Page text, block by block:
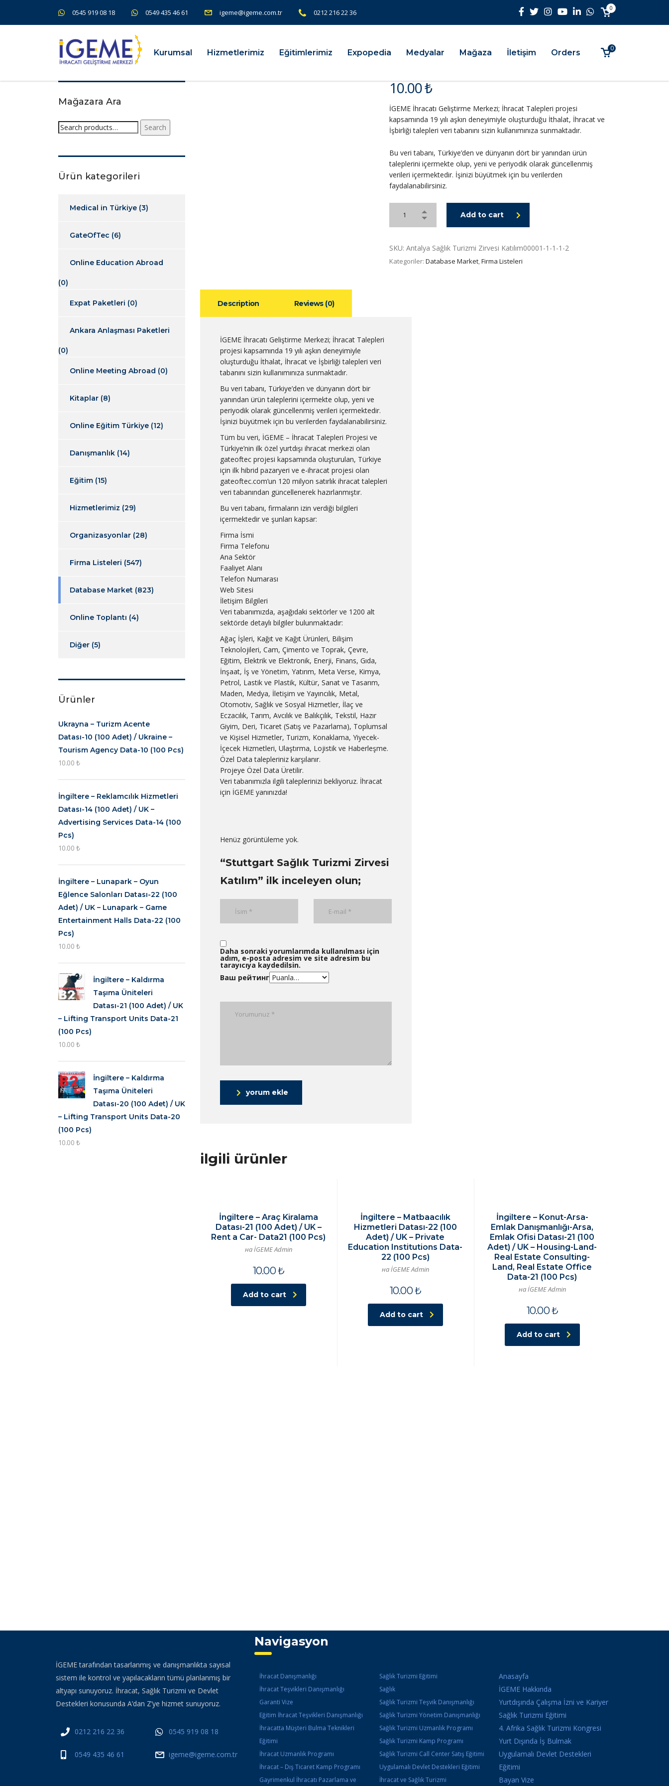
0545 919 08 18 0549 435 46 61 igeme@igeme.com.tr 0212 216 22 36 0
Kurumsal Hizmetlerimiz Eğitimlerimiz Expopedia Medyalar Mağaza İletişim Orders 0
10.00₺
İGEME İhracatı Geliştirme Merkezi; İhracat Talepleri projesi
kapsamında 19 yılı aşkın deneyimiyle oluşturduğu İthalat, İhracat ve
İşbirliği talepleri veri tabanını sizin kullanımınıza sunmaktadır.
Bu veri tabanı, Türkiye’den ve dünyanın dört bir yanından ürün
taleplerini içermekte olup, yeni ve periyodik olarak güncellenmiş
verileri içermektedir. İşinizi büyütmek için bu verilerden
faydalanabilirsiniz.
Add to cart
SKU: Antalya Sağlık Turizmi Zirvesi Katılım00001-1-1-1-2
Kategoriler: Database Market,Firma Listeleri
Description Reviews (0)
İGEME İhracatı Geliştirme Merkezi; İhracat Talepleri
projesi kapsamında 19 yılı aşkın deneyimiyle
oluşturduğu İthalat, İhracat ve İşbirliği talepleri veri
tabanını sizin kullanımınıza sunmaktadır.
Bu veri tabanı, Türkiye’den ve dünyanın dört bir
yanından ürün taleplerini içermekte olup, yeni ve
periyodik olarak güncellenmiş verileri içermektedir.
İşinizi büyütmek için bu verilerden faydalanabilirsiniz.
Tüm bu veri, İGEME – İhracat Talepleri Projesi ve
Türkiye’nin ilk özel yurtdışı ihracat merkezi olan
gateoftec projesi kapsamında oluşturulan, Türkiye
için ilk hibrid pazaryeri ve e-ihracat projesi olan
gateoftec.com’un 120 milyon satırlık ihracat talepleri
veri tabanından güncellenerek hazırlanmıştır.
Bu veri tabanı, firmaların izin verdiği bilgileri
içermektedir ve şunları kapsar:
Firma İsmi
Firma Telefonu
Ana Sektör
Faaliyet Alanı
Telefon Numarası
Web Sitesi
İletişim Bilgileri
Veri tabanımızda, aşağıdaki sektörler ve 1200 alt
sektörde detaylı bilgiler bulunmaktadır:
Ağaç İşleri, Kağıt ve Kağıt Ürünleri, Bilişim
Teknolojileri, Cam, Çimento ve Toprak, Çevre,
Eğitim, Elektrik ve Elektronik, Enerji, Finans, Gıda,
İnşaat, İş ve Yönetim, Yatırım, Meta Verse, Kimya,
Petrol, Lastik ve Plastik, Kültür, Sanat ve Tasarım,
Maden, Medya, İletişim ve Yayıncılık, Metal,
Otomotiv, Sağlık ve Sosyal Hizmetler, İlaç ve
Eczacılık, Tarım, Avcılık ve Balıkçılık, Tekstil, Hazır
Giyim, Deri, Ticaret (Satış ve Pazarlama), Toplumsal
ve Kişisel Hizmetler, Turizm, Konaklama, Yiyecek-
İçecek Hizmetleri, Ulaştırma, Lojistik ve Haberleşme.
Özel Data talepleriniz karşılanır.
Projeye Özel Data Üretilir.
Veri tabanımızla ilgili taleplerinizi bekliyoruz. İhracat
için İGEME yanınızda!
Henüz görüntüleme yok.
“Stuttgart Sağlık Turizmi Zirvesi
Katılım” ilk inceleyen olun;
Daha sonraki yorumlarımda kullanılması için
adım, e-posta adresim ve site adresim bu
tarayıcıya kaydedilsin.
Ваш рейтинг
yorum ekle
ilgili ürünler
İngiltere – Araç Kiralama
Datası-21 (100 Adet) / UK –
Rent a Car- Data21 (100 Pcs)
на İGEME Admin
10.00₺
Add to cart
İngiltere – Matbaacılık
Hizmetleri Datası-22 (100
Adet) / UK – Private
Education Institutions Data-
22 (100 Pcs)
на İGEME Admin
10.00₺
Add to cart
İngiltere – Konut-Arsa-
Emlak Danışmanlığı-Arsa,
Emlak Ofisi Datası-21 (100
Adet) / UK – Housing-Land-
Real Estate Consulting-
Land, Real Estate Office
Data-21 (100 Pcs)
на İGEME Admin
10.00₺
Add to cart
Mağazara Ara
Search
Ürün kategorileri
Medical in Türkiye (3)
GateOfTec (6)
Online Education Abroad
(0)
Expat Paketleri (0)
Ankara Anlaşması Paketleri
(0)
Online Meeting Abroad (0)
Kitaplar (8)
Online Eğitim Türkiye (12)
Danışmanlık (14)
Eğitim (15)
Hizmetlerimiz (29)
Organizasyonlar (28)
Firma Listeleri (547)
Database Market (823)
Online Toplantı (4)
Diğer (5)
Ürünler
Ukrayna – Turizm Acente
Datası-10 (100 Adet) / Ukraine –
Tourism Agency Data-10 (100 Pcs)
10.00 ₺
İngiltere – Reklamcılık Hizmetleri
Datası-14 (100 Adet) / UK –
Advertising Services Data-14 (100
Pcs)
10.00 ₺
İngiltere – Lunapark – Oyun
Eğlence Salonları Datası-22 (100
Adet) / UK – Lunapark – Game
Entertainment Halls Data-22 (100
Pcs)
10.00 ₺
İngiltere – Kaldırma
Taşıma Üniteleri
Datası-21 (100 Adet) / UK
– Lifting Transport Units Data-21
(100 Pcs)
10.00 ₺
İngiltere – Kaldırma
Taşıma Üniteleri
Datası-20 (100 Adet) / UK
– Lifting Transport Units Data-20
(100 Pcs)
10.00 ₺
İGEME tarafından tasarlanmış ve danışmanlıkta sayısal
sistem ile kontrol ve yapılacakların tümü planlanmış bir
altyapı sunuyoruz. İhracat, Sağlık Turizmi ve Devlet
Destekleri konusunda A’dan Z’ye hizmet sunuyoruz.
0212 216 22 36 0545 919 08 18
0549 435 46 61 igeme@igeme.com.tr
Navigasyon
İhracat Danışmanlığı
İhracat Teşvikleri Danışmanlığı
Garanti Vize
Eğitim İhracat Teşvikleri Danışmanlığı
İhracatta Müşteri Bulma Teknikleri
Eğitimi
İhracat Uzmanlık Programı
İhracat – Dış Ticaret Kamp Programı
Gayrimenkul İhracatı Pazarlama ve
Sağlık Turizmi Eğitimi
Sağlık
Sağlık Turizmi Teşvik Danışmanlığı
Sağlık Turizmi Yönetim Danışmanlığı
Sağlık Turizmi Uzmanlık Programı
Sağlık Turizmi Kamp Programı
Sağlık Turizmi Call Center Satış Eğitimi
Uygulamalı Devlet Destekleri Eğitimi
İhracat ve Sağlık Turizmi
Anasayfa
İGEME Hakkında
Yurtdışında Çalışma İzni ve Kariyer
Sağlık Turizmi Eğitimi
4. Afrika Sağlık Turizmi Kongresi
Yurt Dışında İş Bulmak
Uygulamalı Devlet Destekleri
Eğitimi
Bayan Vize